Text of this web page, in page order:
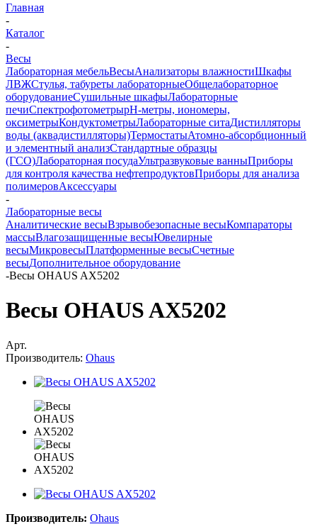
Главная
-
Каталог
-
Весы
Лабораторная мебельВесыАнализаторы влажностиШкафы
ЛВЖСтулья, табуреты лабораторныеОбщелабораторное
оборудованиеСушильные шкафыЛабораторные
печиСпектрофотометрыpH-метры, иономеры,
оксиметрыКондуктометрыЛабораторные ситаДистилляторы
воды (аквадистилляторы)ТермостатыАтомно-абсорбционный
и элементный анализСтандартные образцы
(ГСО)Лабораторная посудаУльтразвуковые ванныПриборы
для контроля качества нефтепродуктовПриборы для анализа
полимеровАксессуары
-
Лабораторные весы
Аналитические весыВзрывобезопасные весыКомпараторы
массыВлагозащищенные весыЮвелирные
весыМикровесыПлатформенные весыСчетные
весыДополнительное оборудование
-Весы OHAUS AX5202
Весы OHAUS AX5202
Арт.
Производитель: Ohaus
Производитель: Ohaus